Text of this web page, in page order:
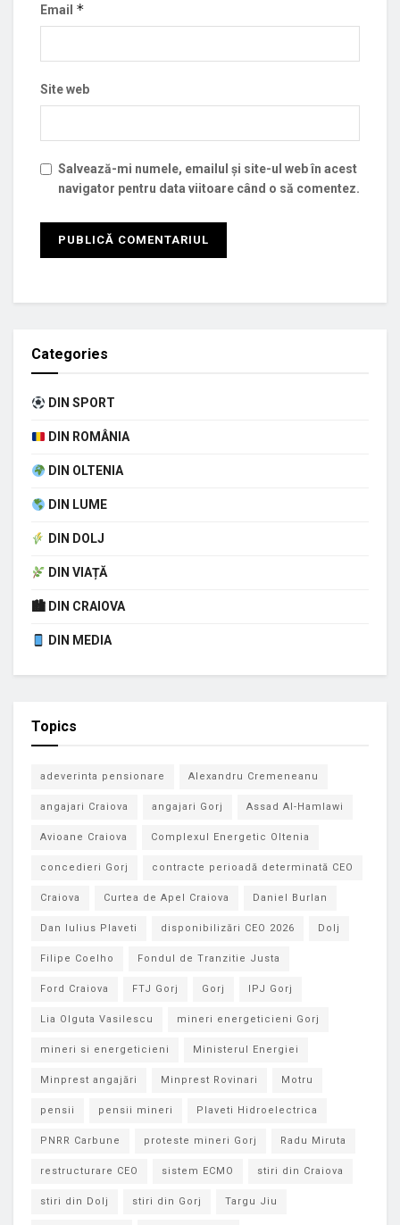
Email *
Site web
Salvează-mi numele, emailul și site-ul web în acest
navigator pentru data viitoare când o să comentez.
Categories
DIN SPORT
DIN ROMÂNIA
DIN OLTENIA
DIN LUME
DIN DOLJ
DIN VIAȚĂ
🏙 DIN CRAIOVA
DIN MEDIA
Topics
adeverinta pensionare Alexandru Cremeneanu
angajari Craiova angajari Gorj Assad Al-Hamlawi
Avioane Craiova Complexul Energetic Oltenia
concedieri Gorj contracte perioadă determinată CEO
Craiova Curtea de Apel Craiova Daniel Burlan
Dan Iulius Plaveti disponibilizări CEO 2026 Dolj
Filipe Coelho Fondul de Tranzitie Justa
Ford Craiova FTJ Gorj Gorj IPJ Gorj
Lia Olguta Vasilescu mineri energeticieni Gorj
mineri si energeticieni Ministerul Energiei
Minprest angajări Minprest Rovinari Motru
pensii pensii mineri Plaveti Hidroelectrica
PNRR Carbune proteste mineri Gorj Radu Miruta
restructurare CEO sistem ECMO stiri din Craiova
stiri din Dolj stiri din Gorj Targu Jiu